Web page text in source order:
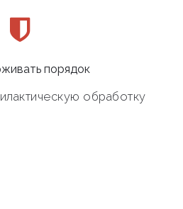
порядок
обработку